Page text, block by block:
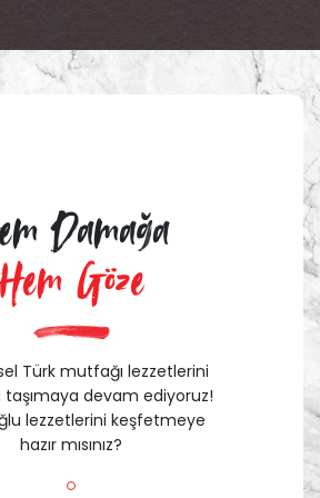
Damağa
Göze
Türk mutfağı lezzetlerini
taşımaya devam ediyoruz!
lezzetlerini keşfetmeye
hazır mısınız?